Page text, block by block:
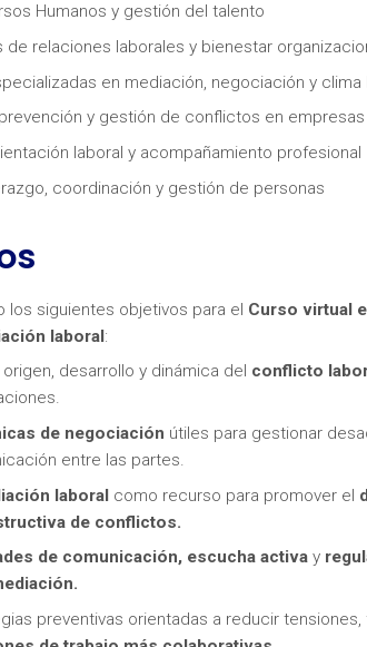
Humanos y gestión del talento
de relaciones laborales y bienestar
en mediación, negociación y clima
y gestión de conflictos en empresas
laboral y acompañamiento profesional
coordinación y gestión de personas
los siguientes objetivos para el Curso virtual
laboral:
desarrollo y dinámica del conflicto
de negociación útiles para gestionar
entre las partes.
laboral como recurso para promover el
de conflictos.
de comunicación, escucha activa y
preventivas orientadas a reducir